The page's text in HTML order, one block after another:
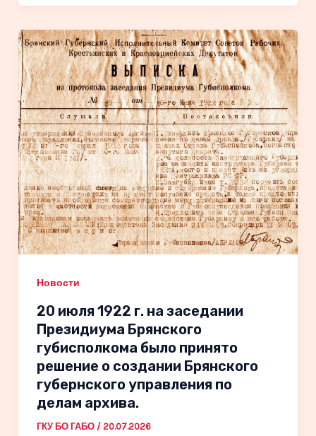
Новости
20 июля 1922 г. на заседании
Президиума Брянского
губисполкома было принято
решение о создании Брянского
губернского управления по
делам архива.
ГКУ БО ГАБО / 20.07.2026